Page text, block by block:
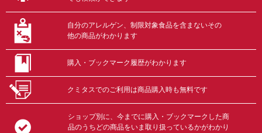
自分のアレルゲン、制限対象食品を含まないその
他の商品がわかります
購入・ブックマーク履歴がわかります
クミタスでのご利用は商品購入時も無料です
ショップ別に、今までに購入・ブックマークした商
品のうちどの商品をいま取り扱っているかがわかり